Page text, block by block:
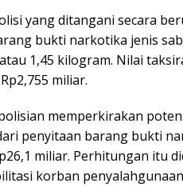
yang ditangani secara
bukti narkotika jenis
1,45 kilogram. Nilai
miliar.
memperkirakan
penyitaan barang bukti
miliar. Perhitungan itu
korban